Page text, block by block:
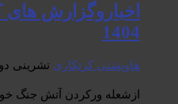
1404
هاوپشتی کرێکاری تشرینی دووەم
ازشعله ورکردن آتش جنگ